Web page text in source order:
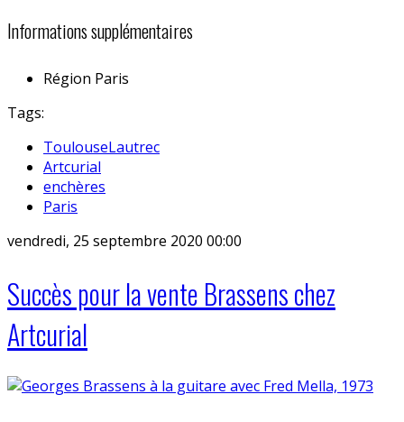
Informations supplémentaires
Région Paris
Tags:
ToulouseLautrec
Artcurial
enchères
Paris
vendredi, 25 septembre 2020 00:00
Succès pour la vente Brassens chez
Artcurial